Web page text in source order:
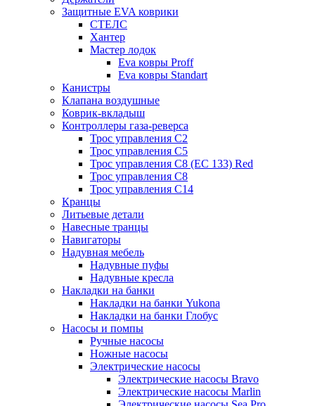
Защитные EVA коврики
СТЕЛС
Хантер
Мастер лодок
Eva ковры Proff
Eva ковры Standart
Канистры
Клапана воздушные
Коврик-вкладыш
Контроллеры газа-реверса
Трос управления C2
Трос управления C5
Трос управления C8 (ЕС 133) Red
Трос управления C8
Трос управления C14
Кранцы
Литьевые детали
Навесные транцы
Навигаторы
Надувная мебель
Надувные пуфы
Надувные кресла
Накладки на банки
Накладки на банки Yukona
Накладки на банки Глобус
Насосы и помпы
Ручные насосы
Ножные насосы
Электрические насосы
Электрические насосы Bravo
Электрические насосы Marlin